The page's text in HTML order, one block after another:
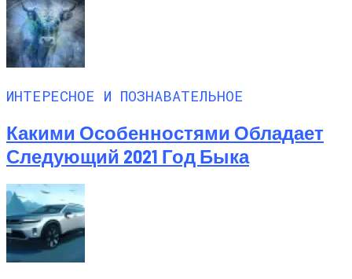
ИНТЕРЕСНОЕ И ПОЗНАВАТЕЛЬНОЕ
Какими Особенностями Обладает
Следующий 2021 Год Быка